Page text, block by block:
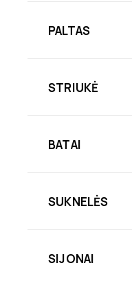
PALTAS
STRIUKĖ
BATAI
SUKNELĖS
SIJONAI